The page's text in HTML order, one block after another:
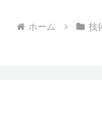
ホーム 技